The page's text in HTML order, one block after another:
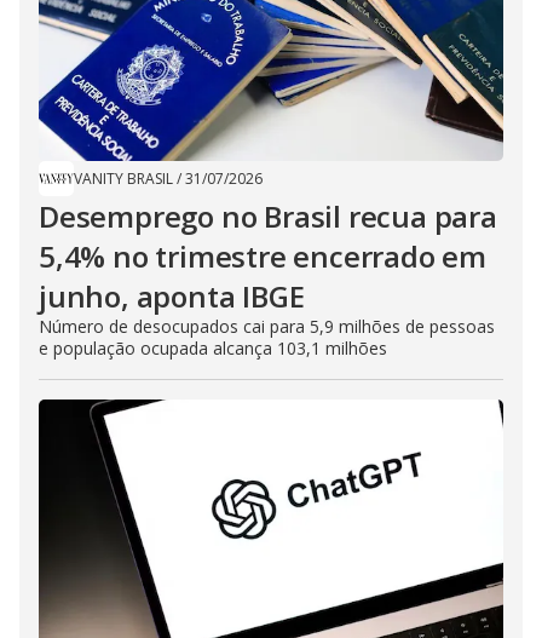
VANITY BRASIL/31/07/2026
Desemprego no Brasil recua para
5,4% no trimestre encerrado em
junho, aponta IBGE
Número de desocupados cai para 5,9 milhões de pessoas
e população ocupada alcança 103,1 milhões